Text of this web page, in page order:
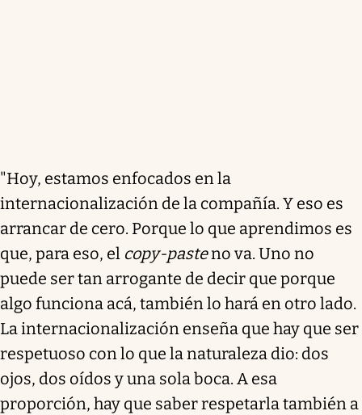
"Hoy, estamos enfocados en la
internacionalización de la compañía. Y eso es
arrancar de cero. Porque lo que aprendimos es
que, para eso, el copy-pasteno va. Uno no
puede ser tan arrogante de decir que porque
algo funciona acá, también lo hará en otro lado.
La internacionalización enseña que hay que ser
respetuoso con lo que la naturaleza dio: dos
ojos, dos oídos y una sola boca. A esa
proporción, hay que saber respetarla también a